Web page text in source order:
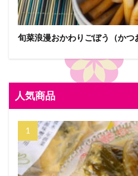
旬菜浪漫おかわりごぼう（かつ
人気商品